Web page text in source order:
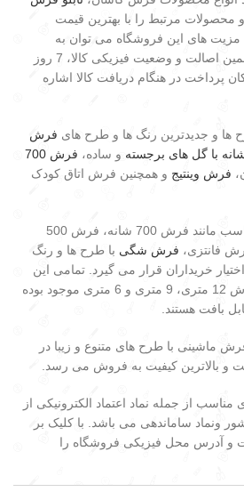
و محصولات مرتبط را با بهترین قیمت
مزیت های این فروشگاه می توان به
ارسال سریع و رایگان، تضمین اصالت و وضعیت فیزیکی کالا، 7 روز
پرداخت در هنگام دریافت کالا اشاره
ها و جدیدترین رنگ ها و طرح های فرش
و ساده،
فرش 700
فرش وینتیج و همچنین فرش اتاق کودک
فرش ماشینی با قیمت مناسب مانند فرش 700 شانه، فرش 500
فرش شگی با طرح ها و رنگ
خریداران قرار می گیرد. تمامی این
محصولات در سایزهای فرش 12 متری، 9 متری و 6 متری موجود بوده
بافت هستند.
ماشینی با طرح های متنوع و زیبا در
و بالاترین کیفیت به فروش می رسد.
از جمله نماد اعتماد الکترونیکی از
ونماد ساماندهی می باشد. با کلیک بر
و آدرس محل فیزیکی فروشگاه را